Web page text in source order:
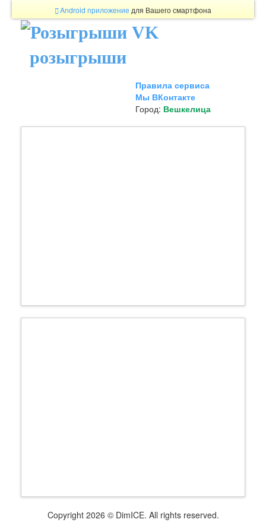
Android приложение для Вашего смартфона
розыгрыши
Правила сервиса
Мы ВКонтакте
Город: Вешкелица
Copyright 2026 © DimICE. All rights reserved.